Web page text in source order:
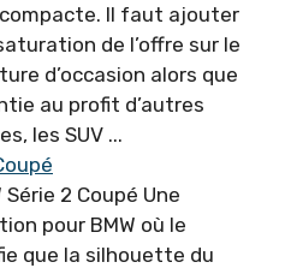
Il faut ajouter
de l’offre sur le
d’occasion alors que
au profit d’autres
les SUV ...
Série 2 Coupé Une
pour BMW où le
que la silhouette du